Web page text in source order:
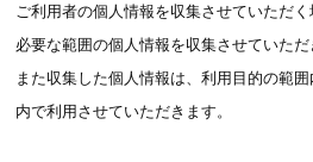
ご利用者の個人情報を収集させていただ
必要な範囲の個人情報を収集させていただ
また収集した個人情報は、利用目的の範
内で利用させていただきます。